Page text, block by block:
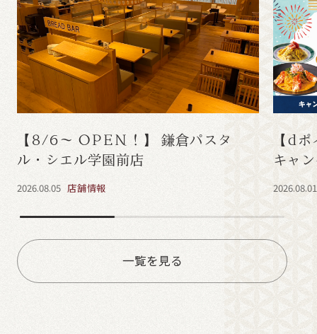
【8/6～ OPEN！】 鎌倉パスタ
ル・シエル学園前店
2026.08.05 店舗情報
【d
キャ
2026.08.01
一覧を見る